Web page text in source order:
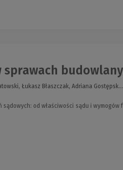
Łukasz Błaszczak, Adriana Gostępsk...
od właściwości sądu i